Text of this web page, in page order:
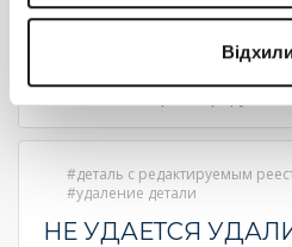
страницстраница
Показать все комментарии (1)
деталь с редактируемым
удаление детали
НЕ УДАЕТСЯ